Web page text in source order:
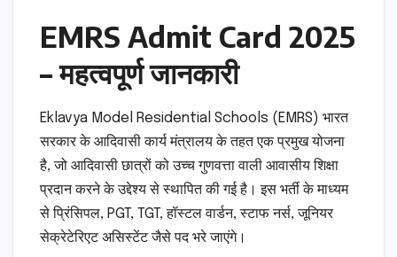
EMRS Admit Card 2025
– महत्वपूर्ण जानकारी
Eklavya Model Residential Schools (EMRS) भारत
सरकार के आदिवासी कार्य मंत्रालय के तहत एक प्रमुख योजना
है, जो आदिवासी छात्रों को उच्च गुणवत्ता वाली आवासीय शिक्षा
प्रदान करने के उद्देश्य से स्थापित की गई है। इस भर्ती के माध्यम
से प्रिंसिपल, PGT, TGT, हॉस्टल वार्डन, स्टाफ नर्स, जूनियर
सेक्रेटेरिएट असिस्टेंट जैसे पद भरे जाएंगे।